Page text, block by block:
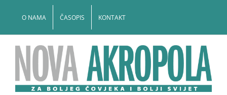
O NAMA ČASOPIS KONTAKT